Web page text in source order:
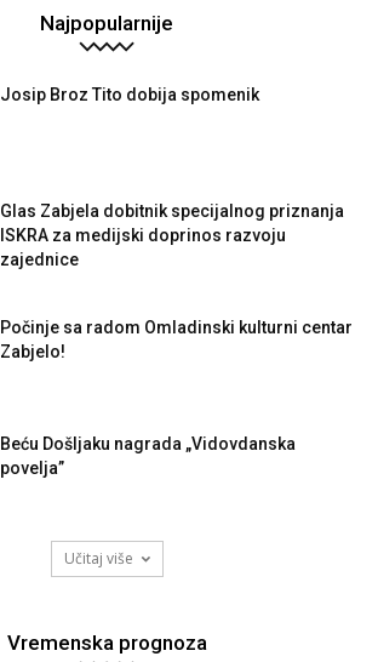
Najpopularnije
Josip Broz Tito dobija spomenik
Glas Zabjela dobitnik specijalnog priznanja
ISKRA za medijski doprinos razvoju
zajednice
Počinje sa radom Omladinski kulturni centar
Zabjelo!
Beću Došljaku nagrada „Vidovdanska
povelja”
Učitaj više
Vremenska prognoza